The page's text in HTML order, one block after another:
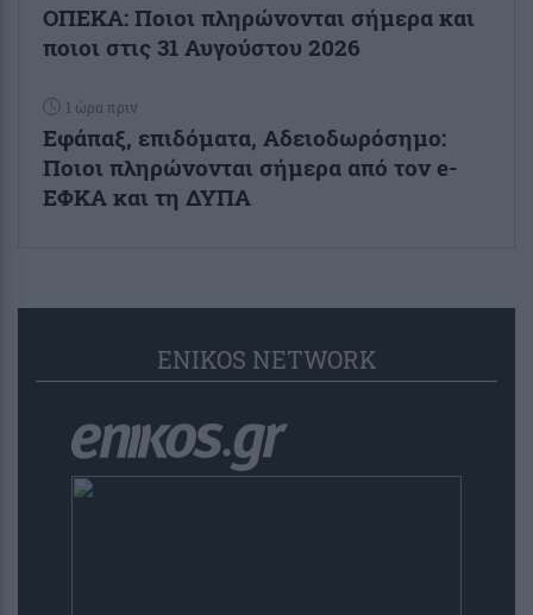
ΟΠΕΚΑ: Ποιοι πληρώνονται σήμερα και
ποιοι στις 31 Αυγούστου 2026
1 ώρα πριν
Εφάπαξ, επιδόματα, Αδειοδωρόσημο:
Ποιοι πληρώνονται σήμερα από τον e-
ΕΦΚΑ και τη ΔΥΠΑ
ENIKOS NETWORK